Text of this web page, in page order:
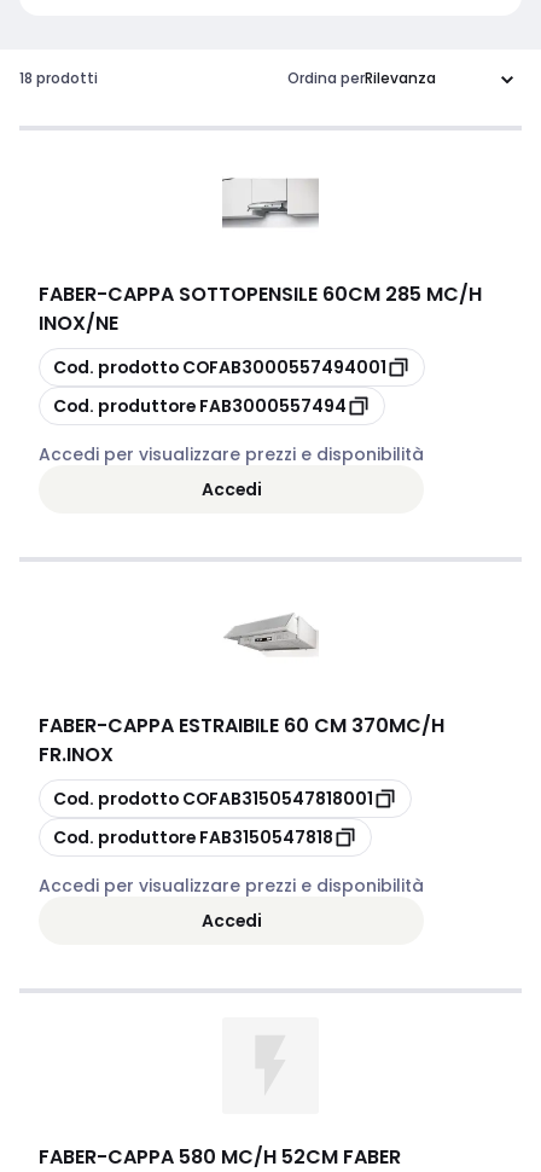
18 prodotti Ordina per
FABER-CAPPA SOTTOPENSILE 60CM 285 MC/H
INOX/NE
copia
Cod. prodotto COFAB3000557494001
copia
Cod. produttore FAB3000557494
Accedi per visualizzare prezzi e disponibilità
Accedi
FABER-CAPPA ESTRAIBILE 60 CM 370MC/H
FR.INOX
copia
Cod. prodotto COFAB3150547818001
copia
Cod. produttore FAB3150547818
Accedi per visualizzare prezzi e disponibilità
Accedi
FABER-CAPPA 580 MC/H 52CM FABER